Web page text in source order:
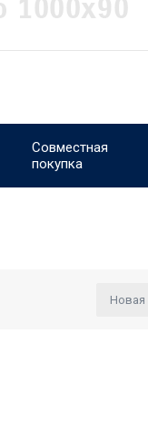
Совместная
покупка
Новая